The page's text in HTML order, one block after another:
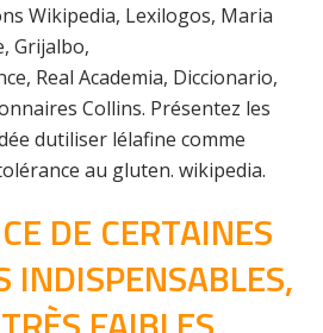
Wikipedia, Lexilogos, Maria
Grijalbo,
Real Academia, Diccionario,
Collins. Présentez les
dutiliser lélafine comme
au gluten. wikipedia.
DE CERTAINES
INDISPENSABLES,